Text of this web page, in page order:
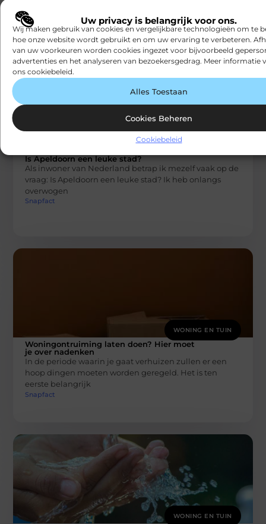
Uw privacy is belangrijk voor ons.
Wij maken gebruik van cookies en vergelijkbare technologieën om te
hoe onze website wordt gebruikt en om uw ervaring te verbeteren.
van uw voorkeuren worden cookies ingezet voor bijvoorbeeld
advertenties en het analyseren van bezoekersgedrag. Meer informatie
ons cookiebeleid.
Alles Toestaan
Cookies Beheren
Cookiebeleid
is voor
Snapfact
WONING EN TUIN
Is Apeldoorn een leuke stad?
Als inwoner van Nederland betrap ik mezelf vaak op de
vraag: Is Apeldoorn een leuke stad? Ik heb onlangs
overwogen
Snapfact
WONING EN TUIN
Woningontruiming laten doen? Hier moet
je over nadenken
In de periode waarin je gaat verhuizen zullen er een
hoop dingen moeten worden geregeld. Het is ten
eerste belangrijk
Snapfact
WONING EN TUIN